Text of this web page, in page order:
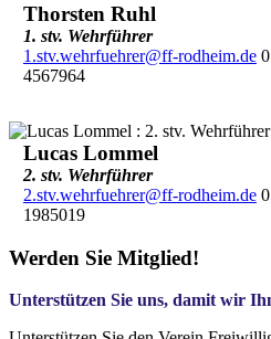
Thorsten Ruhl
1. stv. Wehrführer
1.stv.wehrfuehrer@ff-rodheim.de
4567964
Lucas Lommel
2. stv. Wehrführer
2.stv.wehrfuehrer@ff-rodheim.de
1985019
Werden Sie Mitglied!
Unterstützen Sie uns, damit wir